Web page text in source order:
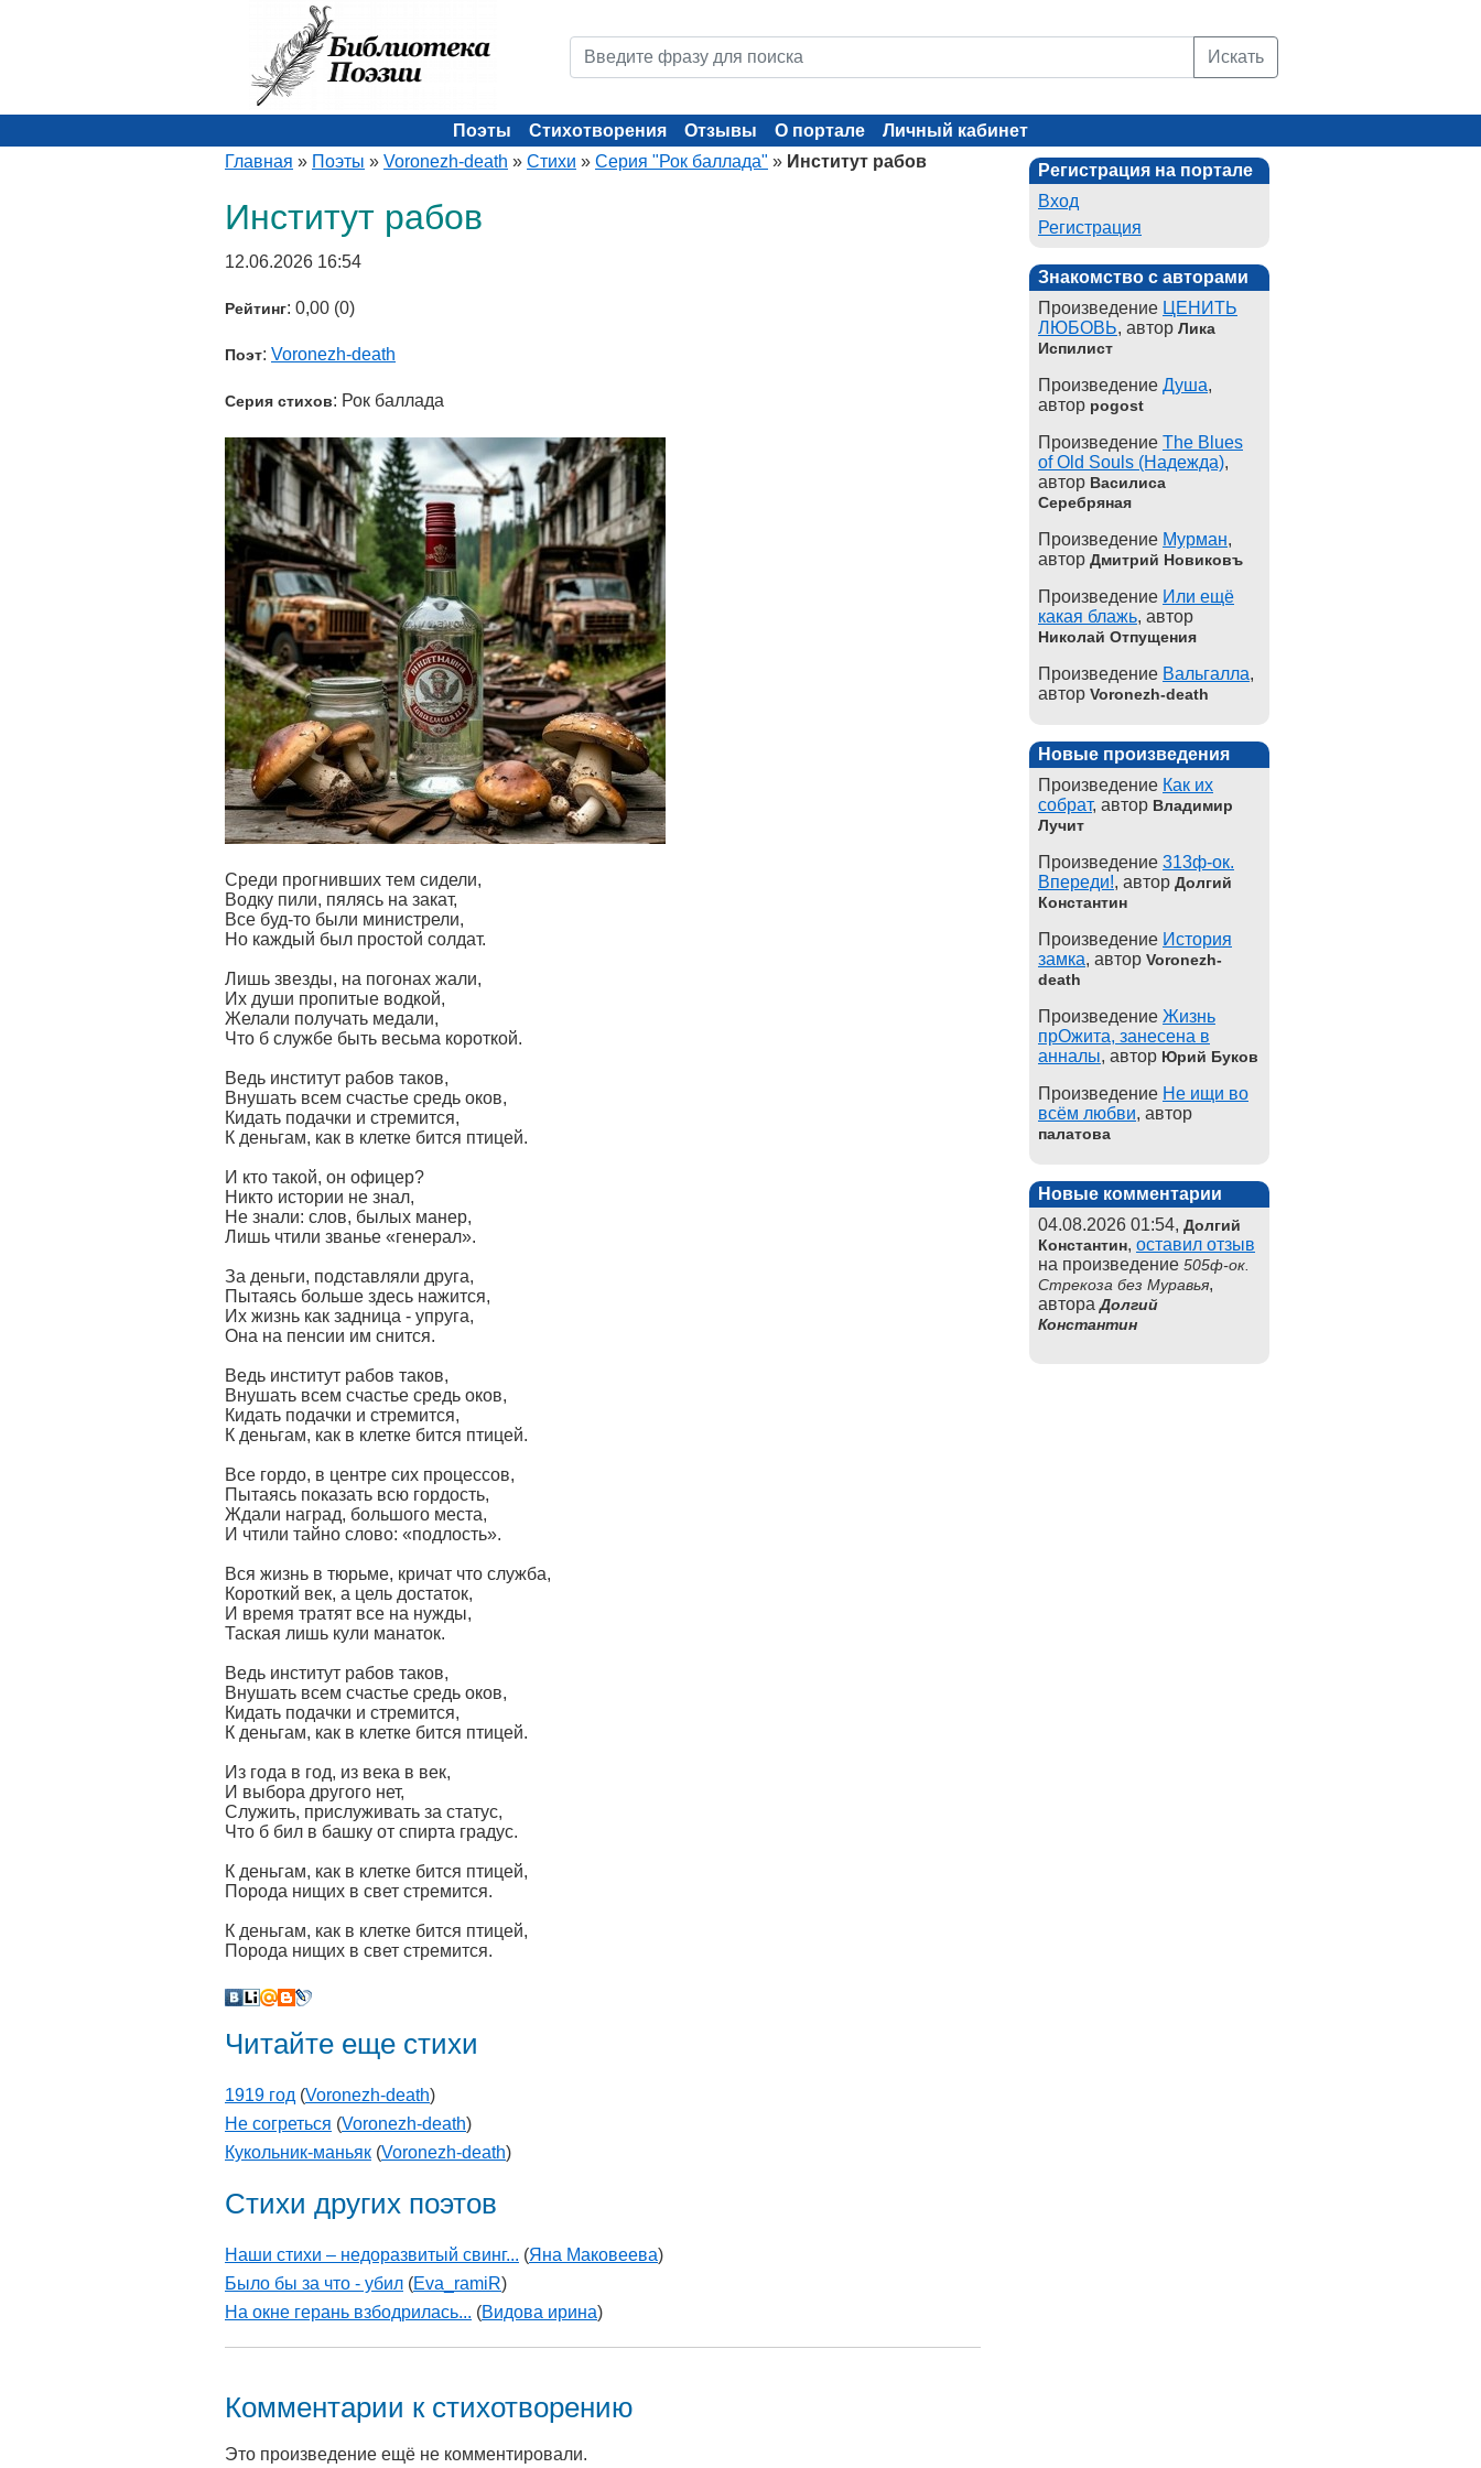
Искать
Поэты Стихотворения Отзывы О портале
Личный кабинет
Главная » Поэты » Voronezh-death » Стихи » Серия "Рок баллада" » Институт рабов
Институт рабов
12.06.2026 16:54
Рейтинг: 0,00 (0)
Поэт: Voronezh-death
Серия стихов: Рок баллада
Среди прогнивших тем сидели,
Водку пили, пялясь на закат,
Все буд-то были министрели,
Но каждый был простой солдат.
Лишь звезды, на погонах жали,
Их души пропитые водкой,
Желали получать медали,
Что б службе быть весьма короткой.
Ведь институт рабов таков,
Внушать всем счастье средь оков,
Кидать подачки и стремится,
К деньгам, как в клетке бится птицей.
И кто такой, он офицер?
Никто истории не знал,
Не знали: слов, былых манер,
Лишь чтили званье «генерал».
За деньги, подставляли друга,
Пытаясь больше здесь нажится,
Их жизнь как задница - упруга,
Она на пенсии им снится.
Ведь институт рабов таков,
Внушать всем счастье средь оков,
Кидать подачки и стремится,
К деньгам, как в клетке бится птицей.
Все гордо, в центре сих процессов,
Пытаясь показать всю гордость,
Ждали наград, большого места,
И чтили тайно слово: «подлость».
Вся жизнь в тюрьме, кричат что служба,
Короткий век, а цель достаток,
И время тратят все на нужды,
Таская лишь кули манаток.
Ведь институт рабов таков,
Внушать всем счастье средь оков,
Кидать подачки и стремится,
К деньгам, как в клетке бится птицей.
Из года в год, из века в век,
И выбора другого нет,
Служить, прислуживать за статус,
Что б бил в башку от спирта градус.
К деньгам, как в клетке бится птицей,
Порода нищих в свет стремится.
К деньгам, как в клетке бится птицей,
Порода нищих в свет стремится.
Читайте еще стихи
1919 год (Voronezh-death)
Не согреться (Voronezh-death)
Кукольник-маньяк (Voronezh-death)
Стихи других поэтов
Наши стихи – недоразвитый свинг... (Яна Маковеева)
Было бы за что - убил (Eva_ramiR)
На окне герань взбодрилась... (Видова ирина)
Комментарии к стихотворению
Это произведение ещё не комментировали.
Регистрация на портале
Вход
Регистрация
Знакомство с авторами
Произведение ЦЕНИТЬ
ЛЮБОВЬ, автор Лика
Испилист
Произведение Душа,
автор pogost
Произведение The Blues
of Old Souls (Надежда),
автор Василиса
Серебряная
Произведение Мурман,
автор Дмитрий Новиковъ
Произведение Или ещё
какая блажь, автор
Николай Отпущения
Произведение Вальгалла,
автор Voronezh-death
Новые произведения
Произведение Как их
собрат, автор Владимир
Лучит
Произведение 313ф-ок.
Впереди!, автор Долгий
Константин
Произведение История
замка, автор Voronezh-
death
Произведение Жизнь
прОжита, занесена в
анналы, автор Юрий Буков
Произведение Не ищи во
всём любви, автор
палатова
Новые комментарии
04.08.2026 01:54, Долгий
Константин, оставил отзыв
на произведение 505ф-ок.
Стрекоза без Муравья,
автораДолгий
Константин